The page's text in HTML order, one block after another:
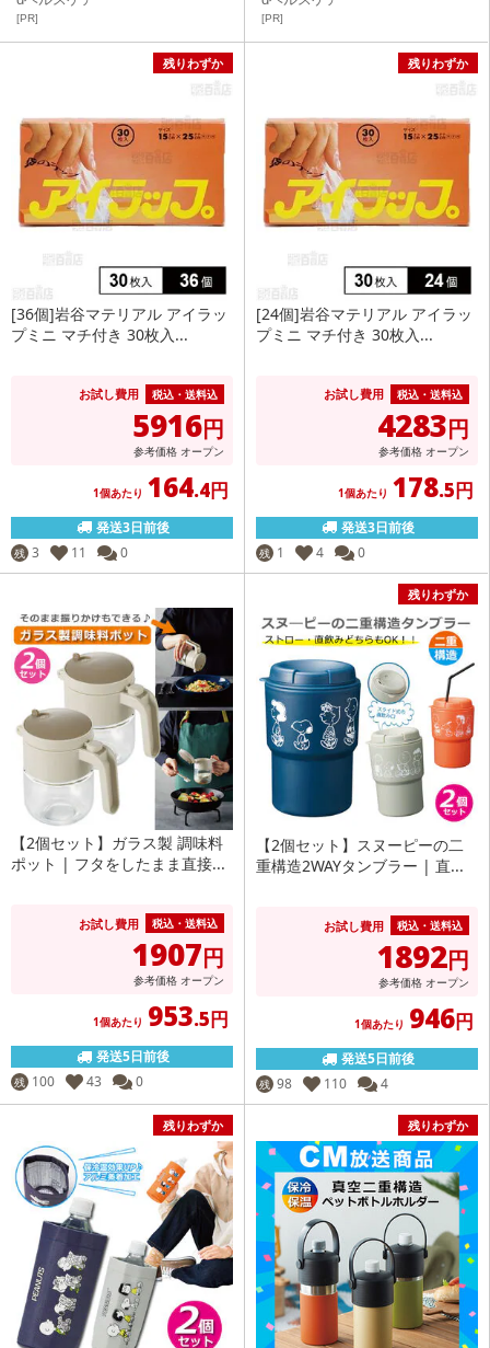
[PR] [PR]
残りわずか
[36個]岩谷マテリアル アイラッ
プミニ マチ付き 30枚入...
お試し費用 税込・送料込
5916円
参考価格 オープン
1個あたり 164.4円
発送3日前後
残 3 11 0
残りわずか
[24個]岩谷マテリアル アイラッ
プミニ マチ付き 30枚入...
お試し費用 税込・送料込
4283円
参考価格 オープン
1個あたり 178.5円
発送3日前後
残 1 4 0
【2個セット】ガラス製 調味料
ポット | フタをしたまま直接...
お試し費用 税込・送料込
1907円
参考価格 オープン
1個あたり 953.5円
発送5日前後
残 100 43 0
残りわずか
【2個セット】スヌーピーの二
重構造2WAYタンブラー | 直...
お試し費用 税込・送料込
1892円
参考価格 オープン
1個あたり 946円
発送5日前後
残 98 110 4
残りわずか 残りわずか